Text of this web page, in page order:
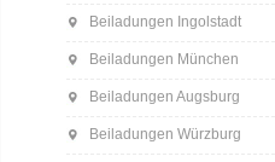
Beiladungen Ingolstadt
Beiladungen München
Beiladungen Augsburg
Beiladungen Würzburg